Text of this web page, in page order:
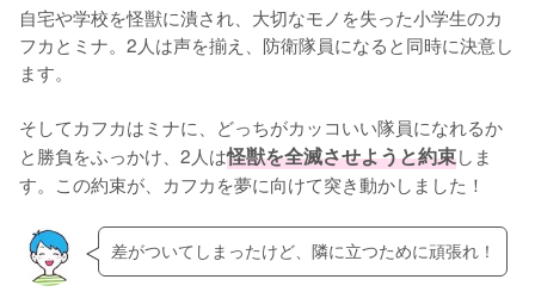
自宅や学校を怪獣に潰され、大切なモノを失った小学生のカ
フカとミナ。2人は声を揃え、防衛隊員になると同時に決意し
ます。
そしてカフカはミナに、どっちがカッコいい隊員になれるか
と勝負をふっかけ、2人は怪獣を全滅させようと約束しま
す。この約束が、カフカを夢に向けて突き動かしました！
差がついてしまったけど、隣に立つために頑張れ！